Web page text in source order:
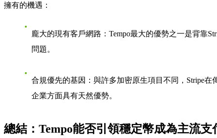
擁有的機遇 ：
龐大的現有客戶網路 ：Tempo最大的優勢之一是背靠
問題。
合規優先的基因 ：與許多加密原生項目不同，Stripe
企業方面具有天然優勢。
總結：Tempo能否引領穩定幣成為主流支